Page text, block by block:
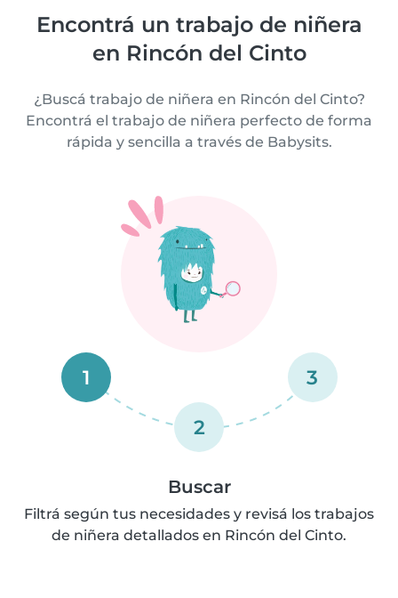
Encontrá un trabajo de niñera
en Rincón del Cinto
¿Buscá trabajo de niñera en Rincón del Cinto?
Encontrá el trabajo de niñera perfecto de forma
rápida y sencilla a través de Babysits.
1
2
3
Buscar
Filtrá según tus necesidades y revisá los trabajos
de niñera detallados en Rincón del Cinto.